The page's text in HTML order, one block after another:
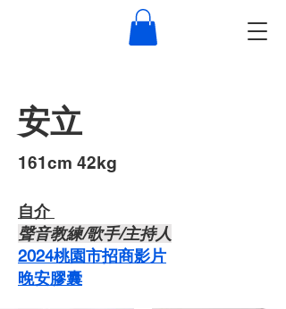
安立
​161cm 42kg
自介 ​
​聲音教練/歌手/主持人
2024桃園市招商影片
晚安膠囊